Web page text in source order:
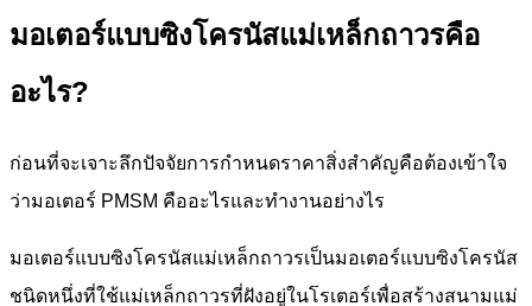
มอเตอร์แบบซิงโครนัสแม่เหล็กถาวรคือ
อะไร?
ก่อนที่จะเจาะลึกปัจจัยการกำหนดราคาสิ่งสำคัญคือต้องเข้าใจ
ว่ามอเตอร์ PMSM คืออะไรและทำงานอย่างไร
มอเตอร์แบบซิงโครนัสแม่เหล็กถาวรเป็นมอเตอร์แบบซิงโครนัส
ชนิดหนึ่งที่ใช้แม่เหล็กถาวรที่ฝังอยู่ในโรเตอร์เพื่อสร้างสนามแม่